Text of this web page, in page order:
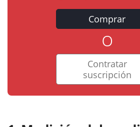
Comprar
o
Contratar
suscripción